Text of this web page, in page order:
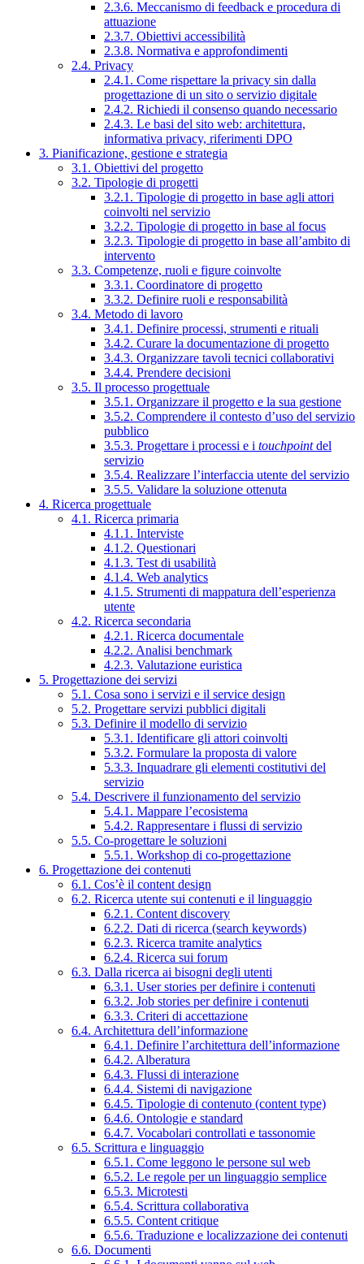
2.3.6. Meccanismo di feedback e procedura di
attuazione
2.3.7. Obiettivi accessibilità
2.3.8. Normativa e approfondimenti
2.4. Privacy
2.4.1. Come rispettare la privacy sin dalla
progettazione di un sito o servizio digitale
2.4.2. Richiedi il consenso quando necessario
2.4.3. Le basi del sito web: architettura,
informativa privacy, riferimenti DPO
3. Pianificazione, gestione e strategia
3.1. Obiettivi del progetto
3.2. Tipologie di progetti
3.2.1. Tipologie di progetto in base agli attori
coinvolti nel servizio
3.2.2. Tipologie di progetto in base al focus
3.2.3. Tipologie di progetto in base all’ambito di
intervento
3.3. Competenze, ruoli e figure coinvolte
3.3.1. Coordinatore di progetto
3.3.2. Definire ruoli e responsabilità
3.4. Metodo di lavoro
3.4.1. Definire processi, strumenti e rituali
3.4.2. Curare la documentazione di progetto
3.4.3. Organizzare tavoli tecnici collaborativi
3.4.4. Prendere decisioni
3.5. Il processo progettuale
3.5.1. Organizzare il progetto e la sua gestione
3.5.2. Comprendere il contesto d’uso del servizio
pubblico
3.5.3. Progettare i processi e i touchpointdel
servizio
3.5.4. Realizzare l’interfaccia utente del servizio
3.5.5. Validare la soluzione ottenuta
4. Ricerca progettuale
4.1. Ricerca primaria
4.1.1. Interviste
4.1.2. Questionari
4.1.3. Test di usabilità
4.1.4. Web analytics
4.1.5. Strumenti di mappatura dell’esperienza
utente
4.2. Ricerca secondaria
4.2.1. Ricerca documentale
4.2.2. Analisi benchmark
4.2.3. Valutazione euristica
5. Progettazione dei servizi
5.1. Cosa sono i servizi e il service design
5.2. Progettare servizi pubblici digitali
5.3. Definire il modello di servizio
5.3.1. Identificare gli attori coinvolti
5.3.2. Formulare la proposta di valore
5.3.3. Inquadrare gli elementi costitutivi del
servizio
5.4. Descrivere il funzionamento del servizio
5.4.1. Mappare l’ecosistema
5.4.2. Rappresentare i flussi di servizio
5.5. Co-progettare le soluzioni
5.5.1. Workshop di co-progettazione
6. Progettazione dei contenuti
6.1. Cos’è il content design
6.2. Ricerca utente sui contenuti e il linguaggio
6.2.1. Content discovery
6.2.2. Dati di ricerca (search keywords)
6.2.3. Ricerca tramite analytics
6.2.4. Ricerca sui forum
6.3. Dalla ricerca ai bisogni degli utenti
6.3.1. User stories per definire i contenuti
6.3.2. Job stories per definire i contenuti
6.3.3. Criteri di accettazione
6.4. Architettura dell’informazione
6.4.1. Definire l’architettura dell’informazione
6.4.2. Alberatura
6.4.3. Flussi di interazione
6.4.4. Sistemi di navigazione
6.4.5. Tipologie di contenuto (content type)
6.4.6. Ontologie e standard
6.4.7. Vocabolari controllati e tassonomie
6.5. Scrittura e linguaggio
6.5.1. Come leggono le persone sul web
6.5.2. Le regole per un linguaggio semplice
6.5.3. Microtesti
6.5.4. Scrittura collaborativa
6.5.5. Content critique
6.5.6. Traduzione e localizzazione dei contenuti
6.6. Documenti